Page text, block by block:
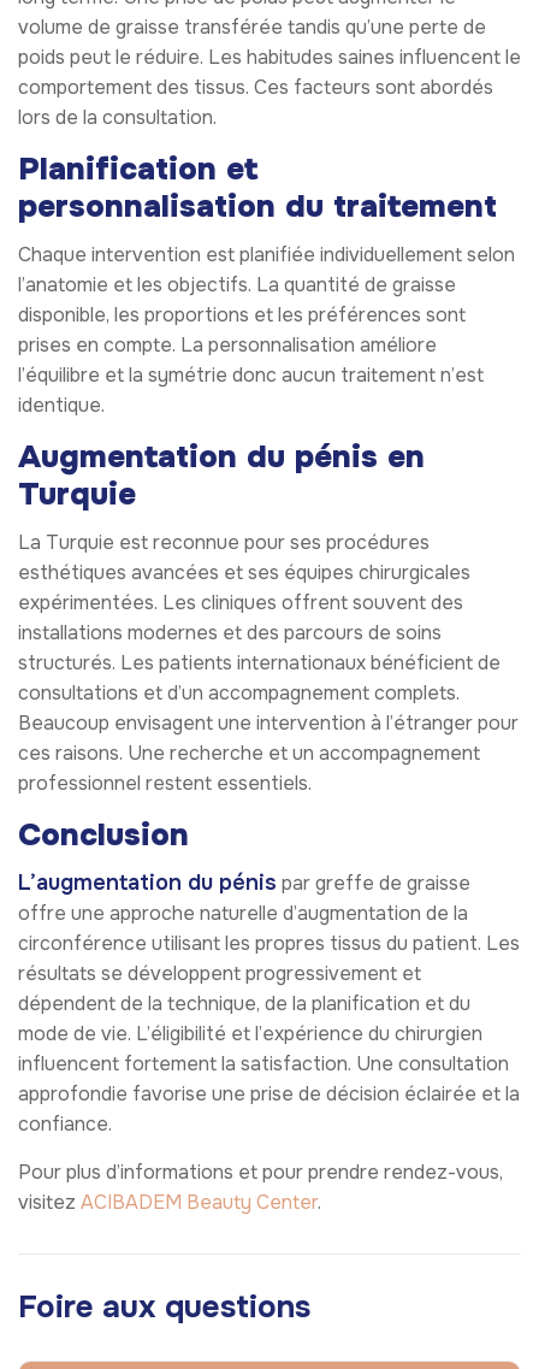
volume de graisse transférée tandis qu’une perte de
poids peut le réduire. Les habitudes saines influencent le
comportement des tissus. Ces facteurs sont abordés
lors de la consultation.
Planification et
personnalisation du traitement
Chaque intervention est planifiée individuellement selon
l’anatomie et les objectifs. La quantité de graisse
disponible, les proportions et les préférences sont
prises en compte. La personnalisation améliore
l’équilibre et la symétrie donc aucun traitement n’est
identique.
Augmentation du pénis en
Turquie
La Turquie est reconnue pour ses procédures
esthétiques avancées et ses équipes chirurgicales
expérimentées. Les cliniques offrent souvent des
installations modernes et des parcours de soins
structurés. Les patients internationaux bénéficient de
consultations et d’un accompagnement complets.
Beaucoup envisagent une intervention à l’étranger pour
ces raisons. Une recherche et un accompagnement
professionnel restent essentiels.
Conclusion
L’augmentation du pénis par greffe de graisse
offre une approche naturelle d’augmentation de la
circonférence utilisant les propres tissus du patient. Les
résultats se développent progressivement et
dépendent de la technique, de la planification et du
mode de vie. L’éligibilité et l’expérience du chirurgien
influencent fortement la satisfaction. Une consultation
approfondie favorise une prise de décision éclairée et la
confiance.
Pour plus d’informations et pour prendre rendez-vous,
visitez ACIBADEM Beauty Center.
Foire aux questions